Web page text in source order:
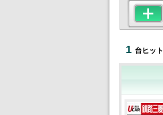
1 台ヒット